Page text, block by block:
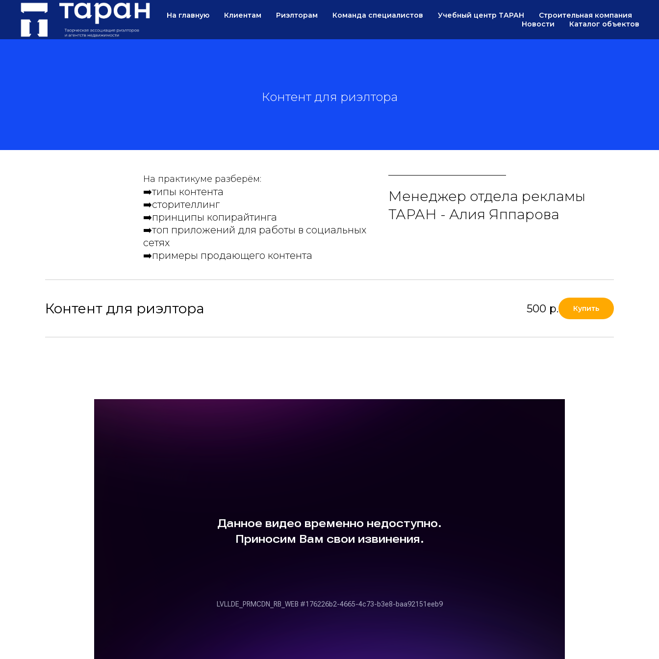
На главную Клиентам Риэлторам Команда специалистов Учебный центр ТАРАН
Строительная компания
Новости
Каталог объектов
Контент для риэлтора
Менеджер отдела рекламы
ТАРАН - Алия Яппарова
На практикуме разберём:
➡️типы контента
➡️сторителлинг
➡️принципы копирайтинга
➡️топ приложений для работы в социальных
сетях
➡️примеры продающего контента
Контент для риэлтора 500 р. Купить